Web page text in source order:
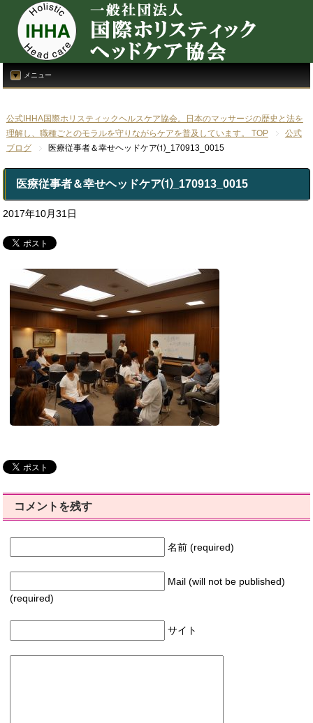
メニュー
公式IHHA国際ホリスティックヘルスケア協会。日本のマッサージの歴史と法を
理解し、職種ごとのモラルを守りながらケアを普及しています。 TOP
公式
ブログ
医療従事者＆幸せヘッドケア⑴_170913_0015
医療従事者＆幸せヘッドケア⑴_170913_0015
2017年10月31日
コメントを残す
名前 (required)
Mail (will not be published)
(required)
サイト